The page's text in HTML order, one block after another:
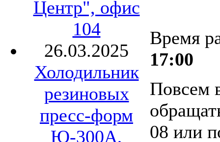
Центр", офис
104
26.03.2025
Холодильник
резиновых
пресс-форм
Ю-300А,
Время
17:00
Повсем
08 или